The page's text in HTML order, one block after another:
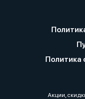
Политика
Акции,